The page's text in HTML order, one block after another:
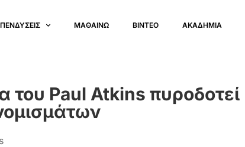
ΜΑΘΑΙΝΩ ΒΙΝΤΕΟ ΑΚΑΔΗΜΙΑ
του Paul Atkins πυροδοτεί